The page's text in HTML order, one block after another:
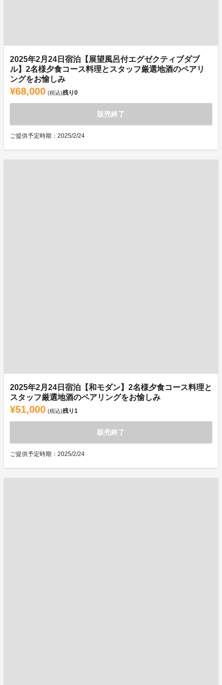
2025年2月24日宿泊【展望風呂付エグゼクティブダブ
ル】2名様夕食コース料理とスタッフ厳選地酒のペアリ
ングをお愉しみ
¥68,000 (税込)残り0
販売終了
ご提供予定時期：2025/2/24
2025年2月24日宿泊【和モダン】2名様夕食コース料理と
スタッフ厳選地酒のペアリングをお愉しみ
¥51,000 (税込)残り1
販売終了
ご提供予定時期：2025/2/24